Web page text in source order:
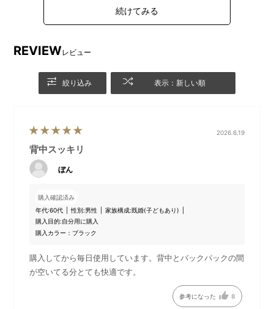
し、形状の異なるさまざまなファンに対応できる設計に
仕上げました。
ほどよいサイズ感で、デイリーユースはもちろん、通
勤・通学など、さまざまなシーンでマルチに活躍しま
グレーとブラックの2色展開。日々の持ち歩きに、スマ
■対応推奨サイズ（背面サイズ目安）
背面サイズが 約幅280〜310×高さ400〜420mm→ Mサ
イズ推奨 （本ページはMサイズ）
背面サイズが 約幅300〜330×高さ435〜550mm→ Lサ
イメージカットで使用しているバックパックはこちら
LIKID フラップバックパック＞
REVIEWレビュー
絞り込み 表示：新しい順
2026.6.19
背中スッキリ
ぼん
購入確認済み
年代:60代 性別:男性 家族構成:既婚(子どもあり)
購入目的:自分用に購入
購入カラー：ブラック
購入してから毎日使用しています。背中とバックパックの間
が空いてる分とても快適です。
参考になった 8